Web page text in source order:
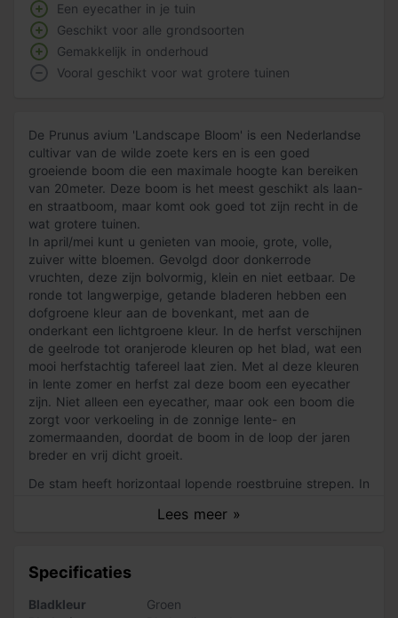
Een eyecather in je tuin
Geschikt voor alle grondsoorten
Gemakkelijk in onderhoud
Vooral geschikt voor wat grotere tuinen
De Prunus avium 'Landscape Bloom' is een Nederlandse
cultivar van de wilde zoete kers en is een goed
groeiende boom die een maximale hoogte kan bereiken
van 20meter. Deze boom is het meest geschikt als laan-
en straatboom, maar komt ook goed tot zijn recht in de
wat grotere tuinen.
In april/mei kunt u genieten van mooie, grote, volle,
zuiver witte bloemen. Gevolgd door donkerrode
vruchten, deze zijn bolvormig, klein en niet eetbaar. De
ronde tot langwerpige, getande bladeren hebben een
dofgroene kleur aan de bovenkant, met aan de
onderkant een lichtgroene kleur. In de herfst verschijnen
de geelrode tot oranjerode kleuren op het blad, wat een
mooi herfstachtig tafereel laat zien. Met al deze kleuren
in lente zomer en herfst zal deze boom een eyecather
zijn. Niet alleen een eyecather, maar ook een boom die
zorgt voor verkoeling in de zonnige lente- en
zomermaanden, doordat de boom in de loop der jaren
breder en vrij dicht groeit.
Lees meer »
De stam heeft horizontaal lopende roestbruine strepen. In
Het onderhouden van de Prunus avium 'Landscape
behoefte, voor vormbehoud. Deze boom groeit op alle
Specificaties
Bladkleur
Groen